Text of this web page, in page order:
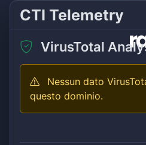
CTI Telemetry
VirusTotal
Nessun dato
questo dominio.